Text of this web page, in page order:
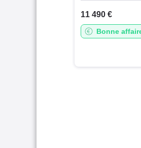
11 490 €
Bonne